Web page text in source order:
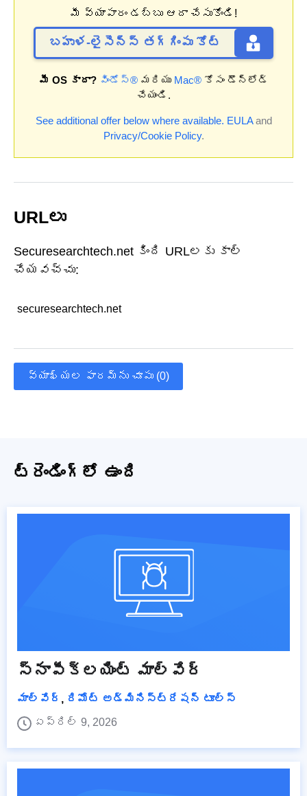
మీ వ్యాపారం డబ్బు ఆదా చేసుకోండి!
బహుళ-లైసెన్స్ తగ్గింపు కోట్
మీ OS కాదా? విండోస్®మరియు Mac®కోసం డౌన్‌లోడ్
చేయండి.
See additional offer below where available. EULAand
Privacy/Cookie Policy.
URLలు
Securesearchtech.net కింది URLలకు కాల్
చేయవచ్చు:
securesearchtech.net
వ్యాఖ్యల ఫారమ్‌ను చూపు (0)
ట్రెండింగ్‌లో ఉంది
స్నాపీక్లయింట్ మాల్వేర్
మాల్వేర్ , రిమోట్ అడ్మినిస్ట్రేషన్ టూల్స్
ఏప్రిల్ 9, 2026